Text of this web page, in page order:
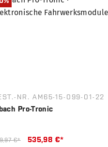
NR. AM65-15-099-01-22
Pro-Tronic
€* 535,98 €*